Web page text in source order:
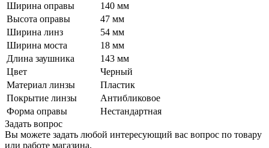
Ширина оправы
140 мм
Высота оправы
47 мм
Ширина линз
54 мм
Ширина моста
18 мм
Длина заушника
143 мм
Цвет
Черный
Материал линзы
Пластик
Покрытие линзы
Антибликовое
Форма оправы
Нестандартная
Задать вопрос
Вы можете задать любой интересующий вас вопрос по товару
или работе магазина.